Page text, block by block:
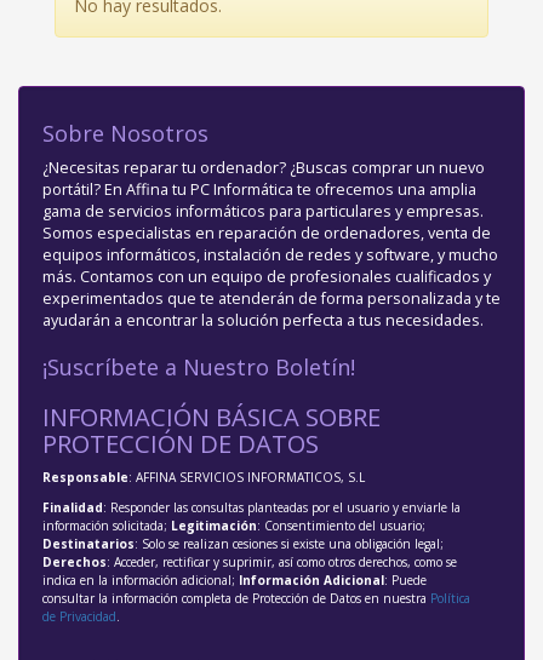
No hay resultados.
Sobre Nosotros
¿Necesitas reparar tu ordenador? ¿Buscas comprar un nuevo
portátil? En Affina tu PC Informática te ofrecemos una amplia
gama de servicios informáticos para particulares y empresas.
Somos especialistas en reparación de ordenadores, venta de
equipos informáticos, instalación de redes y software, y mucho
más. Contamos con un equipo de profesionales cualificados y
experimentados que te atenderán de forma personalizada y te
ayudarán a encontrar la solución perfecta a tus necesidades.
¡Suscríbete a Nuestro Boletín!
INFORMACIÓN BÁSICA SOBRE
PROTECCIÓN DE DATOS
Responsable: AFFINA SERVICIOS INFORMATICOS, S.L
Finalidad: Responder las consultas planteadas por el usuario y enviarle la
información solicitada; Legitimación: Consentimiento del usuario;
Destinatarios: Solo se realizan cesiones si existe una obligación legal;
Derechos: Acceder, rectificar y suprimir, así como otros derechos, como se
indica en la información adicional; Información Adicional: Puede
consultar la información completa de Protección de Datos en nuestra Política
de Privacidad.